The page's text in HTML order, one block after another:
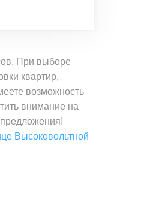
При выборе
квартир,
возможность
внимание на
Высоковольтной